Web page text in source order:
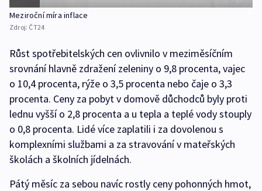
Meziroční míra inflace
Zdroj: ČT24
Růst spotřebitelských cen ovlivnilo v meziměsíčním
srovnání hlavně zdražení zeleniny o 9,8 procenta, vajec
o 10,4 procenta, rýže o 3,5 procenta nebo čaje o 3,3
procenta. Ceny za pobyt v domově důchodců byly proti
lednu vyšší o 2,8 procenta a u tepla a teplé vody stouply
o 0,8 procenta. Lidé více zaplatili i za dovolenou s
komplexními službami a za stravování v mateřských
školách a školních jídelnách.
Pátý měsíc za sebou navíc rostly ceny pohonných hmot,